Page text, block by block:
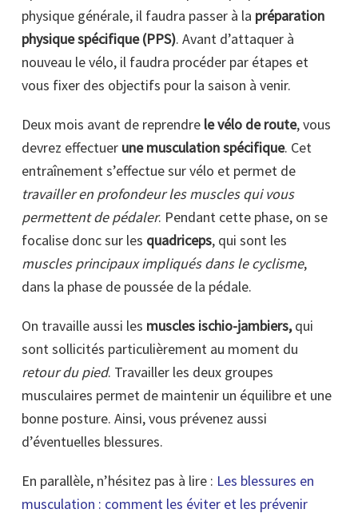
physique générale, il faudra passer à la préparation
physique spécifique (PPS). Avant d’attaquer à
nouveau le vélo, il faudra procéder par étapes et
vous fixer des objectifs pour la saison à venir.
Deux mois avant de reprendre le vélo de route, vous
devrez effectuer une musculation spécifique. Cet
entraînement s’effectue sur vélo et permet de
travailler en profondeur les muscles qui vous
permettent de pédaler. Pendant cette phase, on se
focalise donc sur les quadriceps, qui sont les
muscles principaux impliqués dans le cyclisme,
dans la phase de poussée de la pédale.
On travaille aussi les muscles ischio-jambiers,qui
sont sollicités particulièrement au moment du
retour du pied. Travailler les deux groupes
musculaires permet de maintenir un équilibre et une
bonne posture. Ainsi, vous prévenez aussi
d’éventuelles blessures.
En parallèle, n’hésitez pas à lire : Les blessures en
musculation : comment les éviter et les prévenir